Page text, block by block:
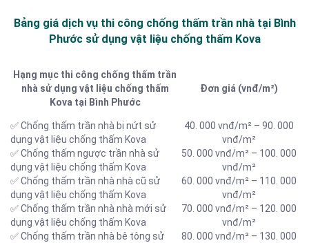
Bảng giá dịch vụ thi công chống thấm trần nhà tại Bình
Phước sử dụng vật liệu chống thấm Kova
Hạng mục thi công chống thấm trần
nhà sử dụng vật liệu chống thấm
Kova tại Bình Phước
Đơn giá (vnđ/m²)
✅ Chống thấm trần nhà bị nứt sử
dụng vật liệu chống thấm Kova
40. 000 vnđ/m² – 90. 000
vnđ/m²
✅ Chống thấm ngược trần nhà sử
dụng vật liệu chống thấm Kova
50. 000 vnđ/m² – 100. 000
vnđ/m²
✅ Chống thấm trần nhà nhà cũ sử
dụng vật liệu chống thấm Kova
60. 000 vnđ/m² – 110. 000
vnđ/m²
✅ Chống thấm trần nhà nhà mới sử
dụng vật liệu chống thấm Kova
70. 000 vnđ/m² – 120. 000
vnđ/m²
✅ Chống thấm trần nhà bê tông sử
80. 000 vnđ/m² – 130. 000